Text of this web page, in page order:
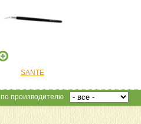
SANTE
по производителю